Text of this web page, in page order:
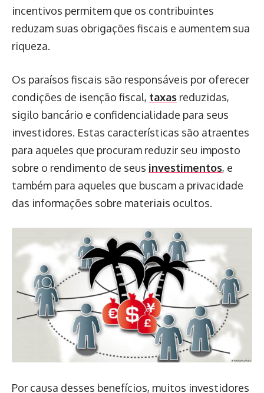
incentivos permitem que os contribuintes
reduzam suas obrigações fiscais e aumentem sua
riqueza.
Os paraísos fiscais são responsáveis por oferecer
condições de isenção fiscal, taxas reduzidas,
sigilo bancário e confidencialidade para seus
investidores. Estas características são atraentes
para aqueles que procuram reduzir seu imposto
sobre o rendimento de seus investimentos, e
também para aqueles que buscam a privacidade
das informações sobre materiais ocultos.
Por causa desses benefícios, muitos investidores